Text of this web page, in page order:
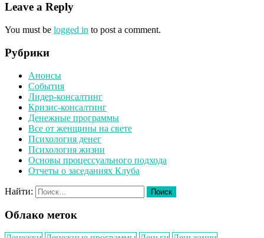
Leave a Reply
You must be logged in to post a comment.
Рубрики
Анонсы
События
Лидер-консалтинг
Кризис-консалтинг
Денежные программы
Все от женщины на свете
Психология денег
Психология жизни
Основы процессуального подхода
Отчеты о заседаниях Клуба
Найти:
Облако меток